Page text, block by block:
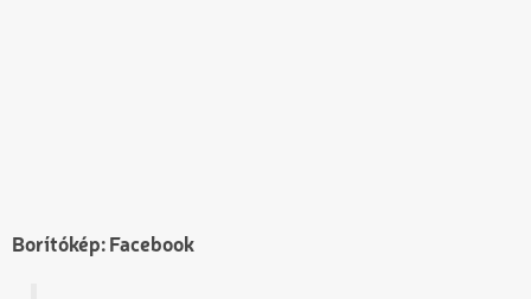
Borítókép: Facebook